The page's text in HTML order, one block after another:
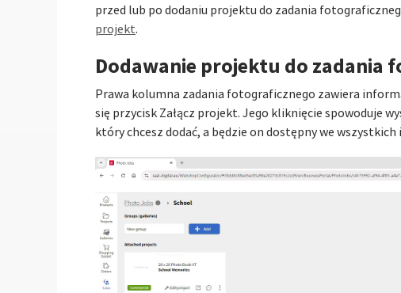
przed lub po dodaniu projektu do zadania
projekt.
Dodawanie projektu do zadania
Prawa kolumna zadania fotograficznego zawiera
się przycisk Załącz projekt. Jego kliknięcie spowoduje
który chcesz dodać, a będzie on dostępny we